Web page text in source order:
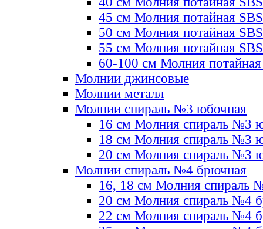
45 см Молния потайная SBS
50 см Молния потайная SBS
55 см Молния потайная SBS
60-100 см Молния
Молнии джинсовые
Молнии металл
Молнии спираль №3 юбочная
16 см Молния спираль №3
18 см Молния спираль №3
20 см Молния спираль №3
Молнии спираль №4 брючная
16, 18 см Молния спираль
20 см Молния спираль №4
22 см Молния спираль №4